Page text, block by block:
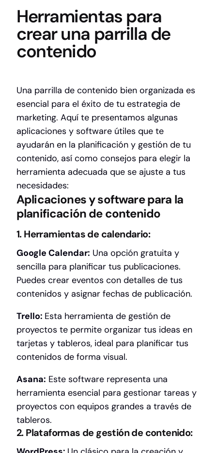
Herramientas para
crear una parrilla de
contenido
Una parrilla de contenido bien organizada es
esencial para el éxito de tu estrategia de
marketing. Aquí te presentamos algunas
aplicaciones y software útiles que te
ayudarán en la planificación y gestión de tu
contenido, así como consejos para elegir la
herramienta adecuada que se ajuste a tus
necesidades:
Aplicaciones y software para la
planificación de contenido
1. Herramientas de calendario:
Google Calendar: Una opción gratuita y
sencilla para planificar tus publicaciones.
Puedes crear eventos con detalles de tus
contenidos y asignar fechas de publicación.
Trello: Esta herramienta de gestión de
proyectos te permite organizar tus ideas en
tarjetas y tableros, ideal para planificar tus
contenidos de forma visual.
Asana: Este software representa una
herramienta esencial para gestionar tareas y
proyectos con equipos grandes a través de
tableros.
2. Plataformas de gestión de contenido: